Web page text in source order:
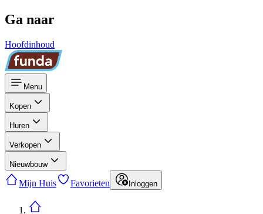
Ga naar
Hoofdinhoud
Menu
Kopen
Huren
Verkopen
Nieuwbouw
Mijn Huis Favorieten Inloggen